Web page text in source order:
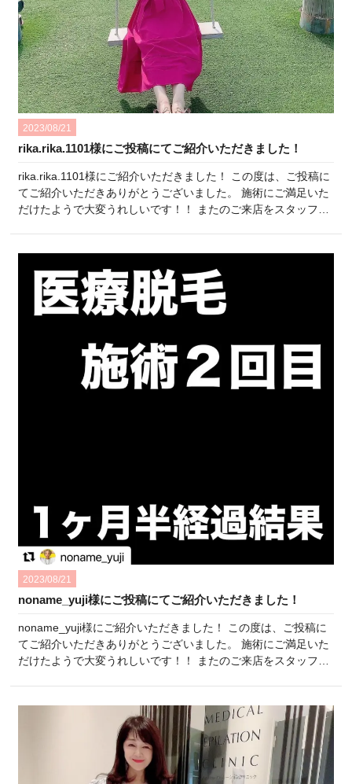
2023/08/21
rika.rika.1101様にご投稿にてご紹介いただきました！
rika.rika.1101様にご紹介いただきました！ この度は、ご投稿に
てご紹介いただきありがとうございました。 施術にご満足いた
だけたようで大変うれしいです！！ またのご来店をスタッフ一
2023/08/21
noname_yuji様にご投稿にてご紹介いただきました！
noname_yuji様にご紹介いただきました！ この度は、ご投稿に
てご紹介いただきありがとうございました。 施術にご満足いた
だけたようで大変うれしいです！！ またのご来店をスタッフ一
°☆・:*:・°★,。・:*:・°☆ […